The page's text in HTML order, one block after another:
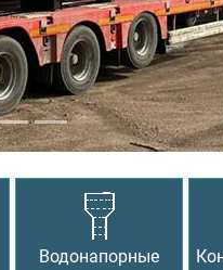
Водонапорные